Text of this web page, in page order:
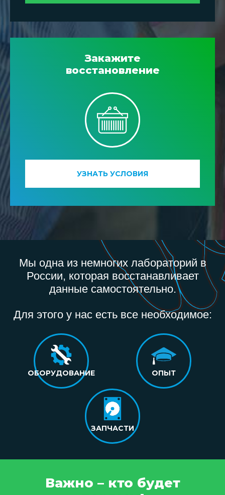
Закажите
восстановление
УЗНАТЬ УСЛОВИЯ
Мы одна из немногих лабораторий в
России, которая восстанавливает
данные самостоятельно.
Для этого у нас есть все необходимое:
ОБОРУДОВАНИЕ ОПЫТ
ЗАПЧАСТИ
Важно – кто будет